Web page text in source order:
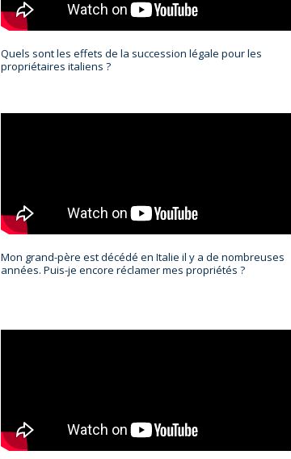
Quels sont les effets de la succession légale pour les
propriétaires italiens ?
Mon grand-père est décédé en Italie il y a de nombreuses
années. Puis-je encore réclamer mes propriétés ?